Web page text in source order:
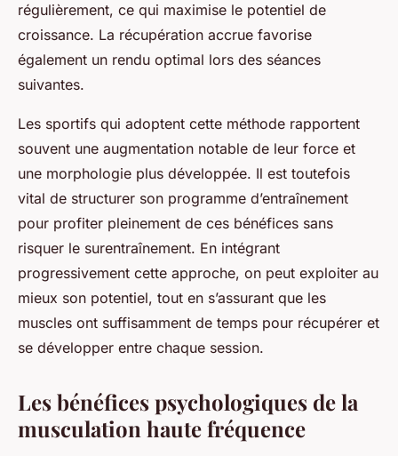
régulièrement, ce qui maximise le potentiel de
croissance. La récupération accrue favorise
également un rendu optimal lors des séances
suivantes.
Les sportifs qui adoptent cette méthode rapportent
souvent une augmentation notable de leur force et
une morphologie plus développée. Il est toutefois
vital de structurer son programme d’entraînement
pour profiter pleinement de ces bénéfices sans
risquer le surentraînement. En intégrant
progressivement cette approche, on peut exploiter au
mieux son potentiel, tout en s’assurant que les
muscles ont suffisamment de temps pour récupérer et
se développer entre chaque session.
Les bénéfices psychologiques de la
musculation haute fréquence